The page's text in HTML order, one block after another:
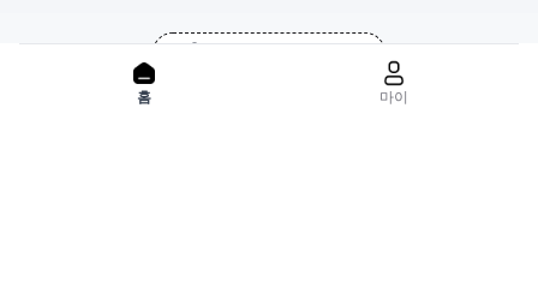
PC 버젼으로 보기
홈 마이